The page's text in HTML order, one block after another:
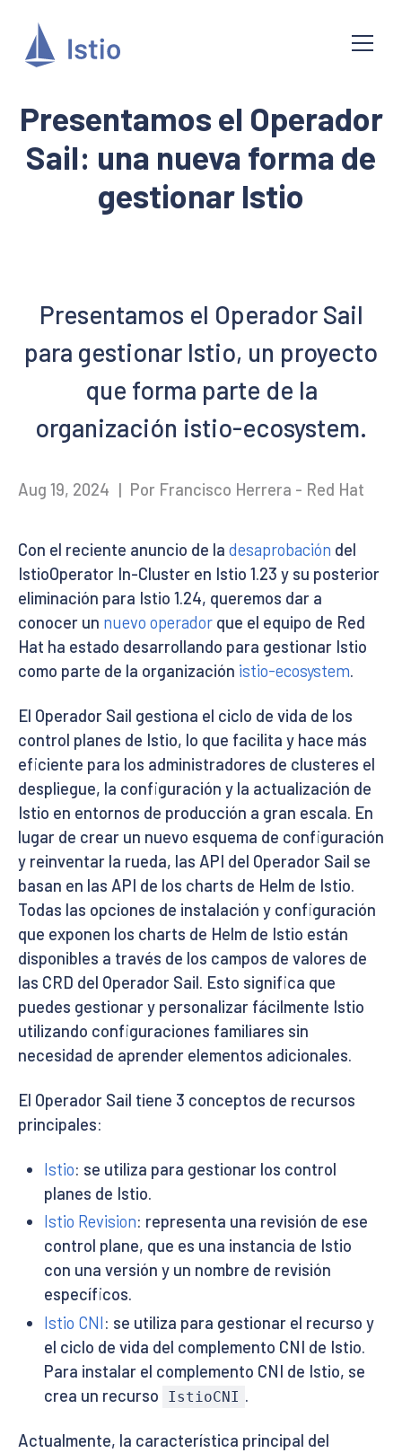
Presentamos el Operador
Sail: una nueva forma de
gestionar Istio
Presentamos el Operador Sail
para gestionar Istio, un proyecto
que forma parte de la
organización istio-ecosystem.
Aug 19, 2024 | Por Francisco Herrera - Red Hat
Con el reciente anuncio de la desaprobación del
IstioOperator In-Cluster en Istio 1.23 y su posterior
eliminación para Istio 1.24, queremos dar a
conocer un nuevo operador que el equipo de Red
Hat ha estado desarrollando para gestionar Istio
como parte de la organización istio-ecosystem.
El Operador Sail gestiona el ciclo de vida de los
control planes de Istio, lo que facilita y hace más
eficiente para los administradores de clusteres el
despliegue, la configuración y la actualización de
Istio en entornos de producción a gran escala. En
lugar de crear un nuevo esquema de configuración
y reinventar la rueda, las API del Operador Sail se
basan en las API de los charts de Helm de Istio.
Todas las opciones de instalación y configuración
que exponen los charts de Helm de Istio están
disponibles a través de los campos de valores de
las CRD del Operador Sail. Esto significa que
puedes gestionar y personalizar fácilmente Istio
utilizando configuraciones familiares sin
necesidad de aprender elementos adicionales.
El Operador Sail tiene 3 conceptos de recursos
principales:
Istio: se utiliza para gestionar los control
planes de Istio.
Istio Revision: representa una revisión de ese
control plane, que es una instancia de Istio
con una versión y un nombre de revisión
específicos.
Istio CNI: se utiliza para gestionar el recurso y
el ciclo de vida del complemento CNI de Istio.
Para instalar el complemento CNI de Istio, se
crea un recurso
IstioCNI .
Actualmente, la característica principal del